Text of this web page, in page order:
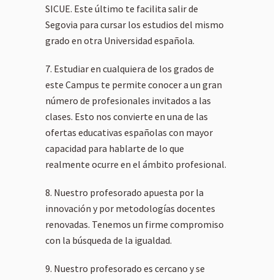
SICUE. Este último te facilita salir de
Segovia para cursar los estudios del mismo
grado en otra Universidad española.
Estudiar en cualquiera de los grados de
este Campus te permite conocer a un gran
número de profesionales invitados a las
clases. Esto nos convierte en una de las
ofertas educativas españolas con mayor
capacidad para hablarte de lo que
realmente ocurre en el ámbito profesional.
Nuestro profesorado apuesta por la
innovación y por metodologías docentes
renovadas. Tenemos un firme compromiso
con la búsqueda de la igualdad.
Nuestro profesorado es cercano y se